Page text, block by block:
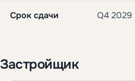
Срок сдачи Q4 2029
Застройщик